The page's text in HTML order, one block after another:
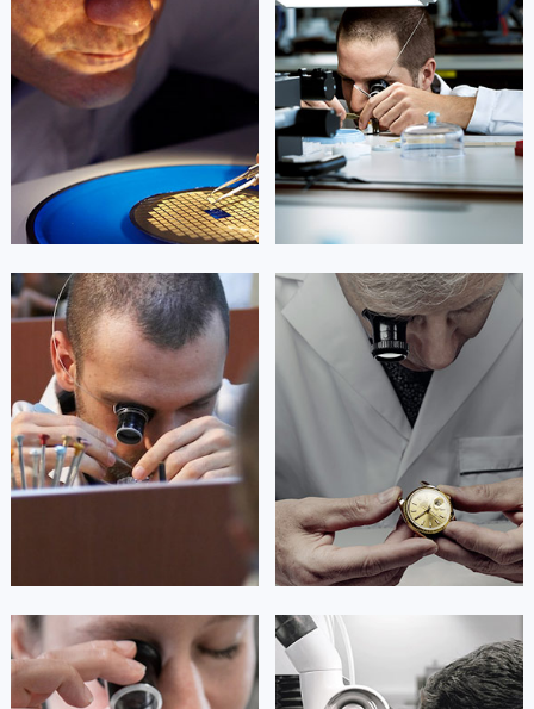
是积家售后服务中心
(积家保养中心)
的高级技师之一
Beijing Jaeger Maintain center
北京积家维修
是积家售后服务中心
(积家保养中心)
的高级技师之一
Shanghai Jaeger Maintain center
 上海积家维修
艾德琳·亚历桑德拉
资深积家技师
是积家售后服务中心
(积家保养中心)
的高级技师之一
Guangzhou Jaeger Maintain center
 广州积家维修
艾莉森·安吉莉亚
资深积家技师
是积家售后服务中心
(积家保养中心)
的高级技师之一
Shenzhen Jaeger Maintain center
 深圳积家维修
安尼塔·阿普里尔
资深积家技师
是积家售后服务中心
贝亚特·布兰奇
资深积家技师
是积家售后服务中心